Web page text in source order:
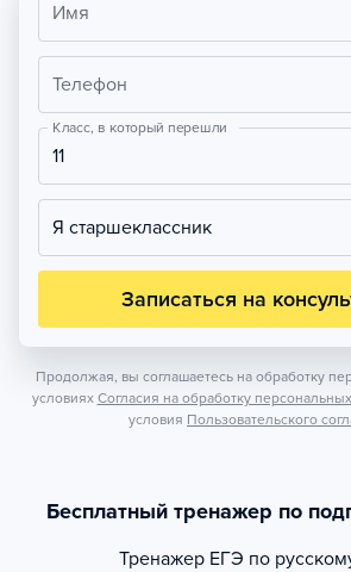
Имя
Телефон
Класс, в который перешли
11
Я старшеклассник
Записаться на
Продолжая, вы соглашаетесь на обработку
условиях Согласия на обработку
условия Пользовательского
Бесплатный тренажер по
Тренажер ЕГЭ по